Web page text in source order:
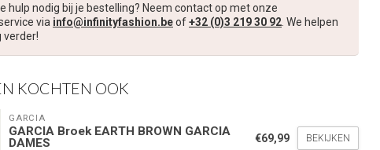
hulp nodig bij je bestelling? Neem contact op met onze
via info@infinityfashion.beof+32 (0)3 219 30 92 . We helpen
verder!
KOCHTEN OOK
GARCIA
GARCIA Broek EARTH BROWN GARCIA
DAMES
€69,99 BEKIJKEN